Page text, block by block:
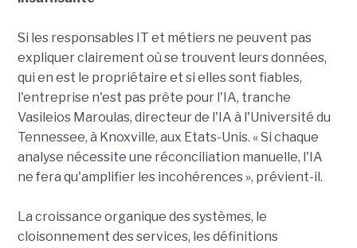
Si les responsables IT et métiers ne peuvent pas
expliquer clairement où se trouvent leurs données,
qui en est le propriétaire et si elles sont fiables,
l'entreprise n'est pas prête pour l'IA, tranche
Vasileios Maroulas, directeur de l'IA à l'Université du
Tennessee, à Knoxville, aux Etats-Unis. « Si chaque
analyse nécessite une réconciliation manuelle, l'IA
ne fera qu'amplifier les incohérences », prévient-il.
La croissance organique des systèmes, le
cloisonnement des services, les définitions